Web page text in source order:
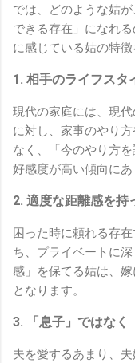
では、どのような姑
できる存在」になれ
に感じている姑の特徴
1. 相手のライフスタ
現代の家庭には、現
に対し、家事のやり
なく、「今のやり方
好感度が高い傾向にあ
2. 適度な距離感を持
困った時に頼れる存
ち、プライベートに
感」を保てる姑は、
となります。
3. 「息子」ではなく
夫を愛するあまり、